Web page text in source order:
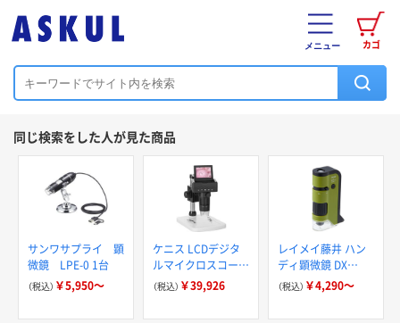
カゴ
メニュー
同じ検索をした人が見た商品
サンワサプライ 顕
微鏡 LPE-0 1台
（税込） ￥5,950～
ケニス LCDデジタ
ルマイクロスコープ
DIM-T2.4
31670650（直送品）
（税込） ￥39,926
レイメイ藤井 ハン
ディ顕微鏡 DX
RXT1144
（税込） ￥4,290～